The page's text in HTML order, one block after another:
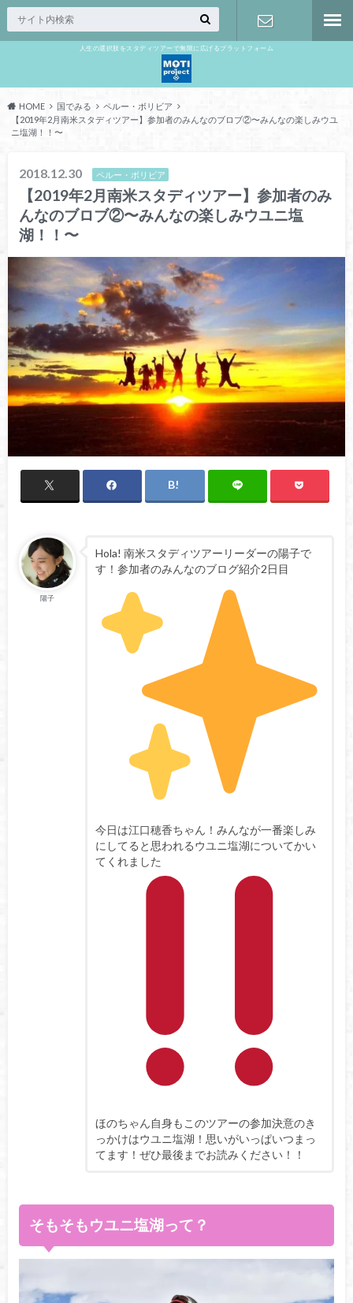
人生の選択肢をスタディツアーで無限に広げるプラットフォーム
HOME 国でみる
ペルー・ボリビア
【2019年2月南米スタディツアー】参加者のみんなのブロブ②〜みんなの楽しみウユ
ニ塩湖！！〜
2018.12.30 ペルー・ボリビア
【2019年2月南米スタディツアー】参加者のみ
んなのブロブ②〜みんなの楽しみウユニ塩
湖！！〜
陽子
Hola! 南米スタディツアーリーダーの陽子で
す！参加者のみんなのブログ紹介2日目
今日は江口穂香ちゃん！みんなが一番楽しみ
にしてると思われるウユニ塩湖についてかい
てくれました
ほのちゃん自身もこのツアーの参加決意のき
っかけはウユニ塩湖！思いがいっぱいつまっ
てます！ぜひ最後までお読みください！！
そもそもウユニ塩湖って？